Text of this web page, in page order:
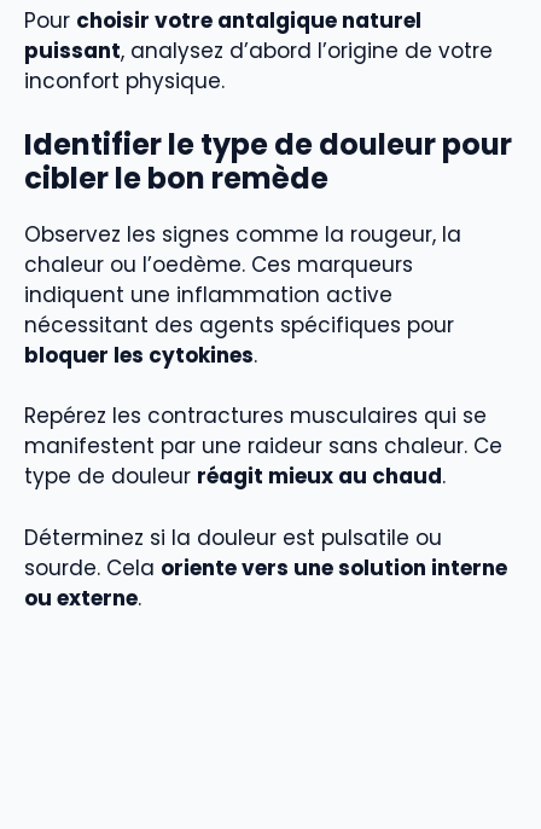
Pour choisir votre antalgique naturel
puissant, analysez d’abord l’origine de votre
inconfort physique.
Identifier le type de douleur pour
cibler le bon remède
Observez les signes comme la rougeur, la
chaleur ou l’oedème. Ces marqueurs
indiquent une inflammation active
nécessitant des agents spécifiques pour
bloquer les cytokines.
Repérez les contractures musculaires qui se
manifestent par une raideur sans chaleur. Ce
type de douleur réagit mieux au chaud.
Déterminez si la douleur est pulsatile ou
sourde. Cela oriente vers une solution interne
ou externe.